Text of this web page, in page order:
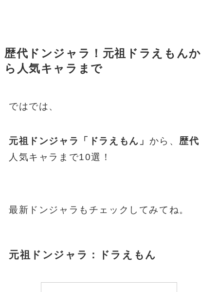
歴代ドンジャラ！元祖ドラえもんか
ら人気キャラまで
ではでは、
元祖ドンジャラ「ドラえもん」 から、 歴代
人気キャラまで10選！
最新ドンジャラもチェックしてみてね。
元祖ドンジャラ： ドラえもん